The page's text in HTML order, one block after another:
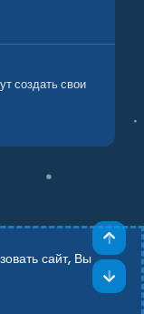
создать свои
сайт, Вы